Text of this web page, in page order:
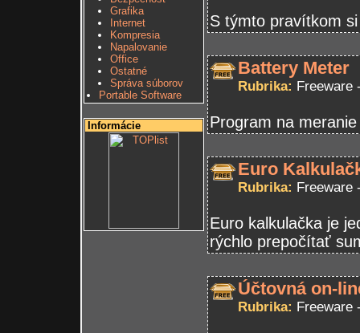
Grafika
Internet
Kompresia
Napalovanie
Office
Ostatné
Správa súborov
Portable Software
Informácie
S týmto pravítkom
Battery Meter
Rubrika: Freeware
Program na
Euro
Rubrika: Freeware
Euro kalkulačka je
rýchlo prepočítať
Účtovná on-
Rubrika: Freeware